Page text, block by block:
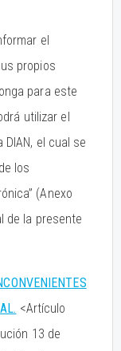
el
propios
para este
utilizar el
el cual se
los
(Anexo
de la presente
<Artículo
13 de